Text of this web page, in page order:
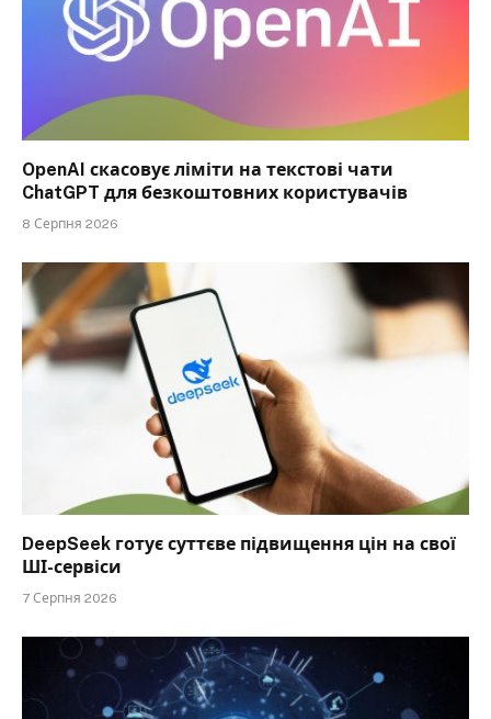
OpenAI скасовує ліміти на текстові чати
ChatGPT для безкоштовних користувачів
8 Серпня 2026
DeepSeek готує суттєве підвищення цін на свої
ШІ-сервіси
7 Серпня 2026